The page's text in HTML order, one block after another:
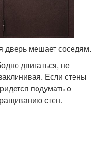
дверь мешает соседям.
двигаться, не
Если стены
подумать о
стен.